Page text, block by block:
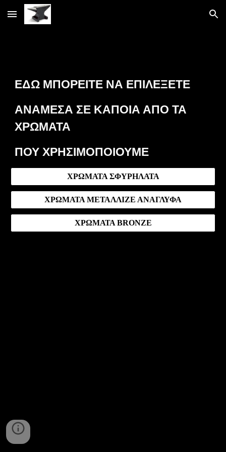
Skip to main content Skip to navigation
ΕΔΩ ΜΠΟΡΕΙΤΕ ΝΑ ΕΠΙΛΕΞΕΤΕ
ΑΝΑΜΕΣΑ ΣΕ ΚΑΠΟΙΑ ΑΠΟ ΤΑ
ΧΡΩΜΑΤΑ
ΠΟΥ ΧΡΗΣΙΜΟΠΟΙΟΥΜΕ
ΧΡΩΜΑΤΑ ΣΦΥΡΗΛΑΤΑ
ΧΡΩΜΑΤΑ ΜΕΤΑΛΛΙΖΕ ΑΝΑΓΛΥΦΑ
ΧΡΩΜΑΤΑ BRONZE